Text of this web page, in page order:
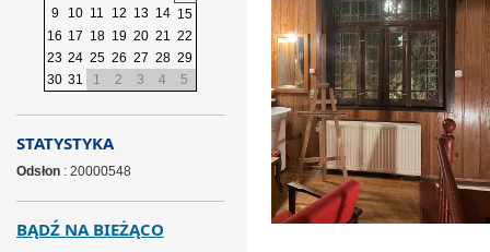
9
10 11 12 13 14 15
16 17 18 19 20 21 22
23 24 25 26 27 28 29
30 31 1 2 3 4 5
STATYSTYKA
Odsłon: 20000548
BĄDŹ NA BIEŻĄCO